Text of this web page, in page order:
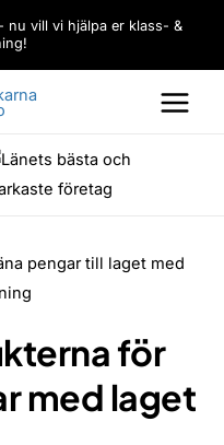
- nu vill vi hjälpa er klass- &
för
med laget